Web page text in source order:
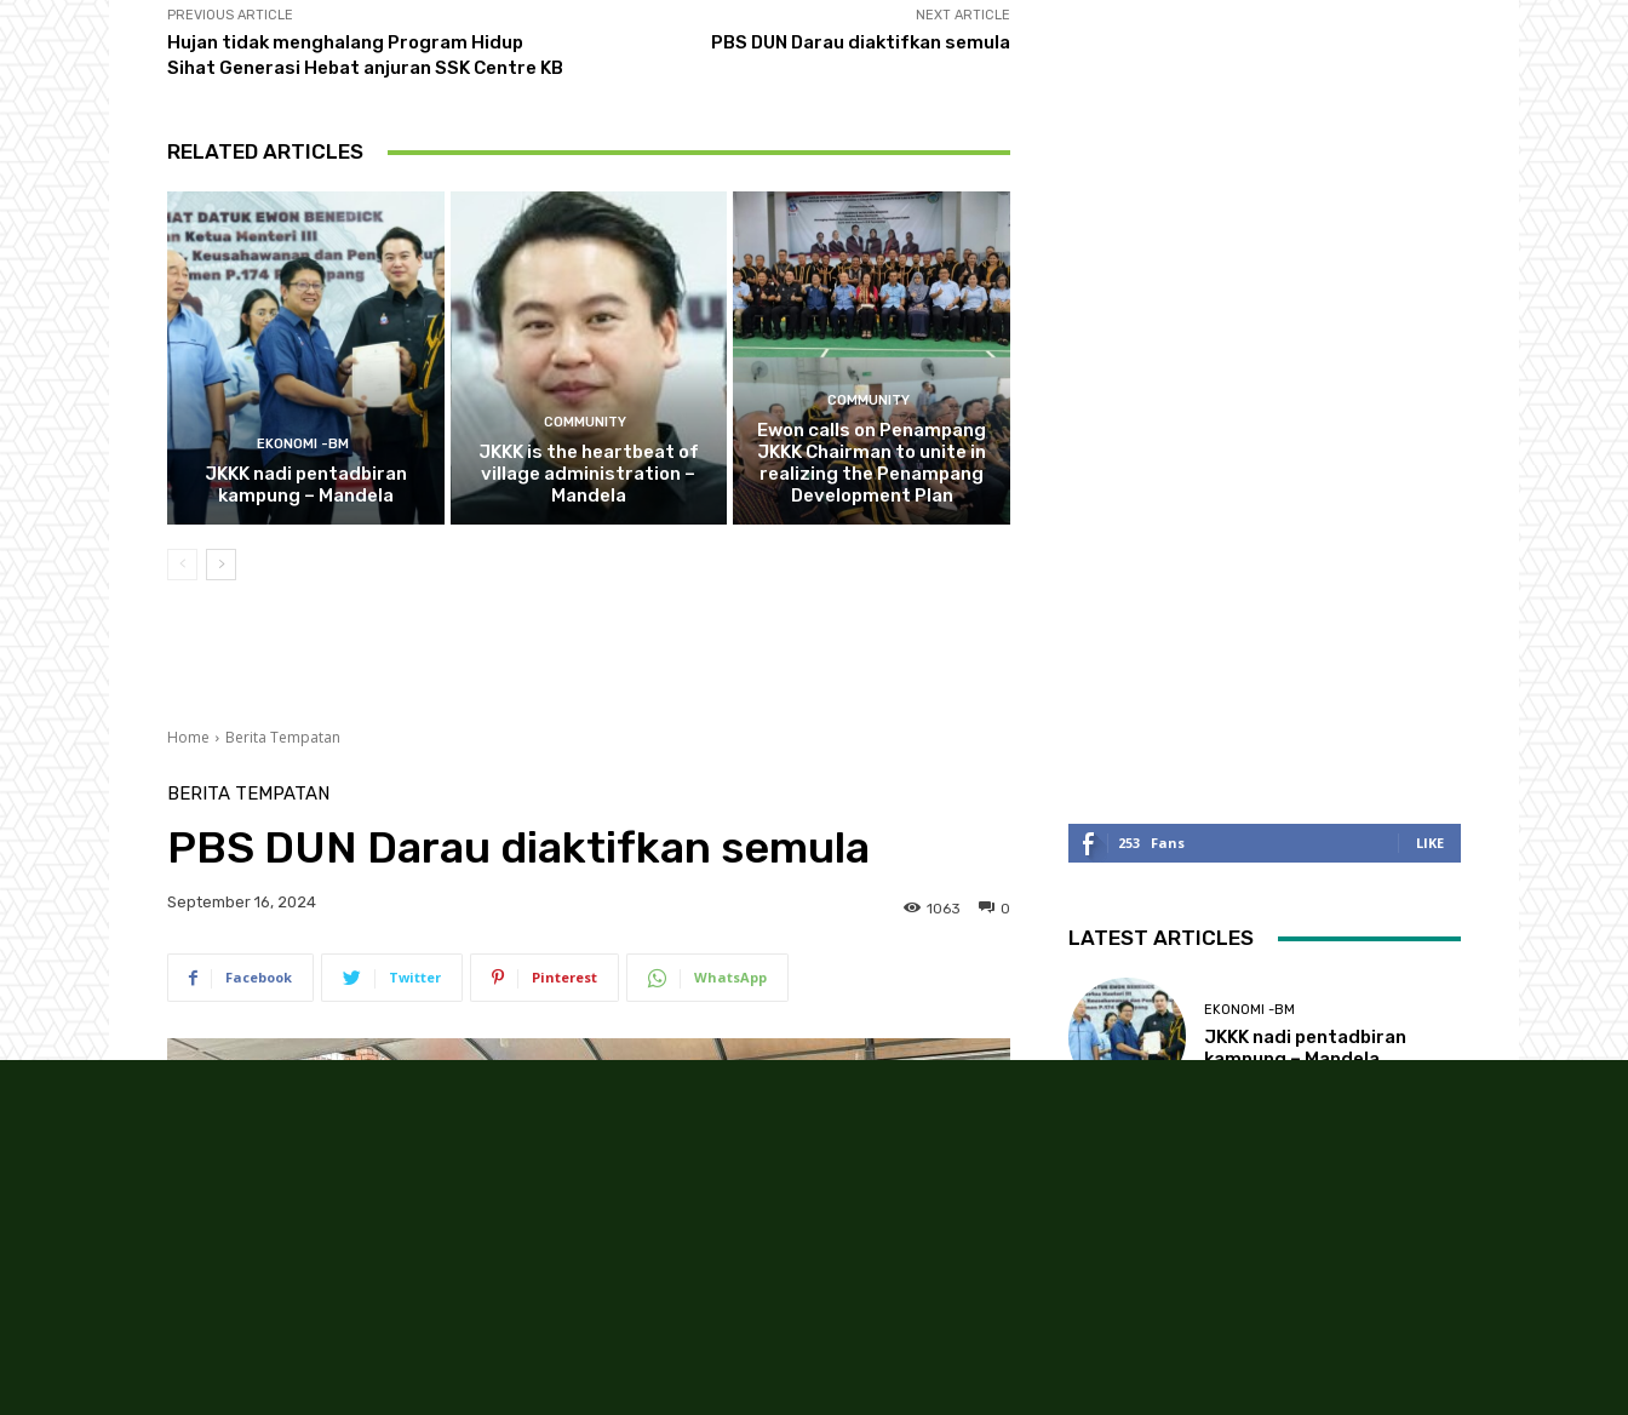
PREVIOUS ARTICLE
Hujan tidak menghalang Program Hidup
Sihat Generasi Hebat anjuran SSK Centre KB
NEXT ARTICLE
PBS DUN Darau diaktifkan semula
RELATED ARTICLES
EKONOMI -BM
JKKK nadi pentadbiran
kampung – Mandela
COMMUNITY
JKKK is the heartbeat of
village administration –
Mandela
COMMUNITY
Ewon calls on Penampang
JKKK Chairman to unite in
realizing the Penampang
Development Plan